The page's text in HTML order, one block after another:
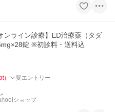
ンライン診療】ED治療薬（タダ
錠 ※初診料・送料込
） 要エントリー
ショップ